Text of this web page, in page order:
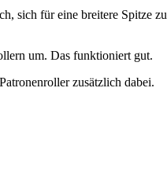
sich für eine breitere Spitze zu
um. Das funktioniert gut.
zusätzlich dabei.